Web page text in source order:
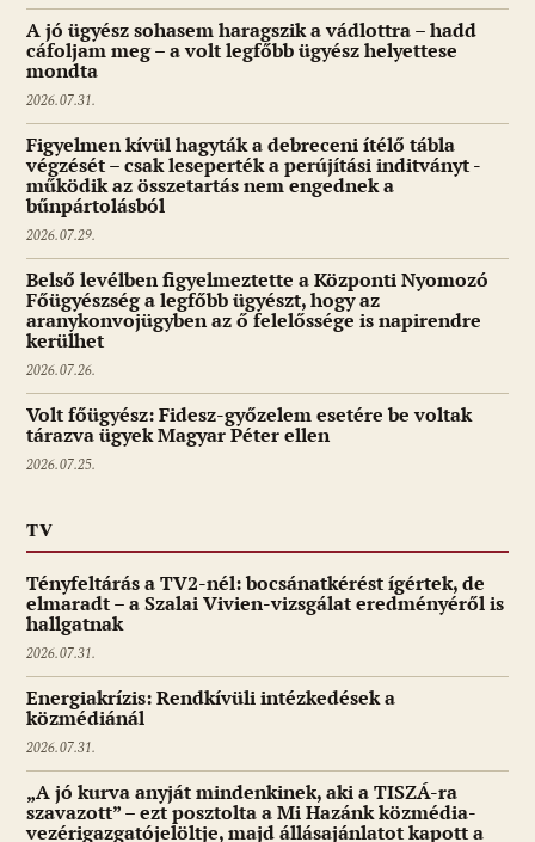
A jó ügyész sohasem haragszik a vádlottra – hadd
cáfoljam meg – a volt legfőbb ügyész helyettese
mondta
2026.07.31.
Figyelmen kívül hagyták a debreceni ítélő tábla
végzését – csak leseperték a perújítási inditványt -
működik az összetartás nem engednek a
bűnpártolásból
2026.07.29.
Belső levélben figyelmeztette a Központi Nyomozó
Főügyészség a legfőbb ügyészt, hogy az
aranykonvojügyben az ő felelőssége is napirendre
kerülhet
2026.07.26.
Volt főügyész: Fidesz-győzelem esetére be voltak
tárazva ügyek Magyar Péter ellen
2026.07.25.
TV
Tényfeltárás a TV2-nél: bocsánatkérést ígértek, de
elmaradt – a Szalai Vivien-vizsgálat eredményéről is
hallgatnak
2026.07.31.
Energiakrízis: Rendkívüli intézkedések a
közmédiánál
2026.07.31.
„A jó kurva anyját mindenkinek, aki a TISZÁ-ra
szavazott” – ezt posztolta a Mi Hazánk közmédia-
vezérigazgatójelöltje, majd állásajánlatot kapott a